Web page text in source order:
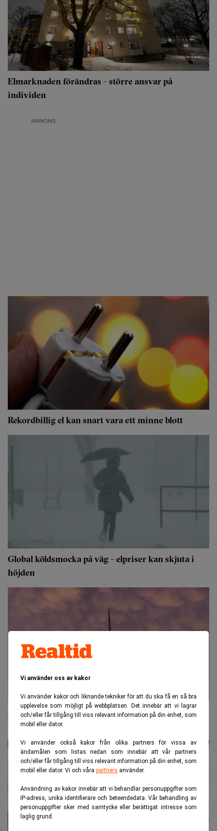
Vi använder oss av kakor
Vi använder kakor och liknande tekniker för att du ska få en så bra
upplevelse som möjligt på webbplatsen. Det innebär att vi lagrar
och/eller får tillgång till viss relevant information på din enhet, som
mobil eller dator.
Vi använder också kakor från olika partners för vissa av
ändamålen som listas nedan som innebär att vår partners
och/eller får tillgång till viss relevant information på din enhet, som
mobil eller dator. Vi och våra partners använder.
Användning av kakor innebär att vi behandlar personuppgifter som
IP-adress, unika identifierare och beteendedata. Vår behandling av
personuppgifter sker med samtycke eller berättigat intresse som
laglig grund.
Elmarknaden förändras – större ansvar på
individen
ANNONS
Rekordbillig el kan snart vara ett minne blott
Global köldsmocka på väg – elpriser kan skjuta i
höjden
Stormar, sol och elprisras: Europas energimarknad
i vilda kast